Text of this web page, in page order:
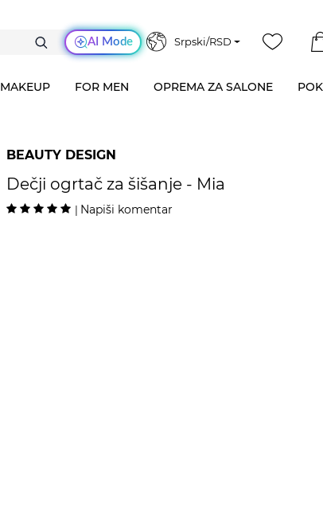
AI Mode Srpski/RSD
MAKEUP FOR MEN OPREMA ZA SALONE
BEAUTY DESIGN
Dečji ogrtač za šišanje - Mia
| Napiši komentar